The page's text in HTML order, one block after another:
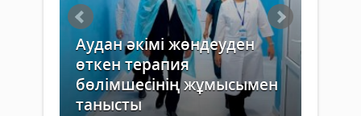
Аудан әкімі жөндеуден
өткен терапия
бөлімшесінің жұмысымен
танысты